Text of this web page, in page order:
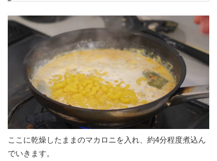
ここに乾燥したままのマカロニを入れ、約4分程度煮込ん
でいきます。